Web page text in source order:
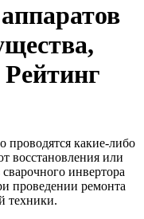
проводятся какие-либо
восстановления или
инвертора
проведении ремонта
техники.